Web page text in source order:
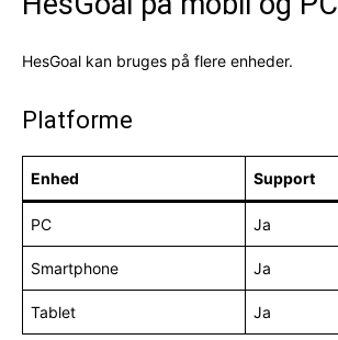
HesGoal kan bruges på flere enheder.
Platforme
Enhed Support
PC Ja
Smartphone Ja
Tablet Ja